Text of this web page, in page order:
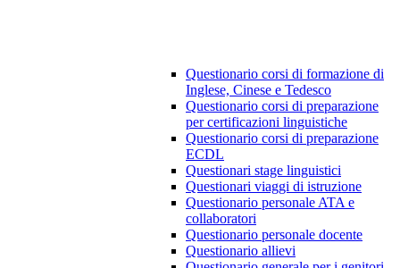
Questionario corsi di formazione di
Inglese, Cinese e Tedesco
Questionario corsi di preparazione
per certificazioni linguistiche
Questionario corsi di preparazione
ECDL
Questionari stage linguistici
Questionari viaggi di istruzione
Questionario personale ATA e
collaboratori
Questionario personale docente
Questionario allievi